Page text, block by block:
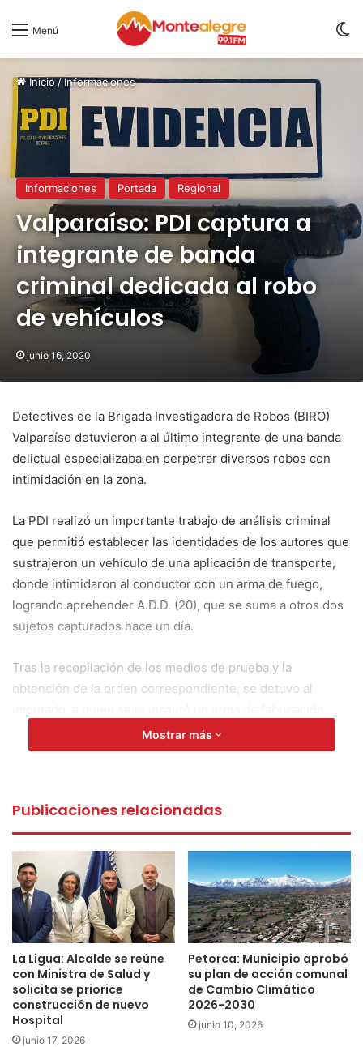
Menú
Inicio/Informaciones
Informaciones Portada Regional
Valparaíso: PDI captura a
integrante de banda
criminal dedicada al robo
de vehículos
junio 16, 2020
Detectives de la Brigada Investigadora de Robos (BIRO)
Valparaíso detuvieron a al último integrante de una banda
delictual especializaba en perpetrar diversos robos con
intimidación en la zona.
La PDI realizó un importante trabajo de análisis criminal
que permitió establecer las identidades de los autores que
sustrajeron un vehículo de una aplicación de transporte,
donde intimidaron al conductor con un arma de fuego,
logrando aprehender A.D.D. (20), que se suma a otros dos
sujetos capturados hace un día.
Tras la recopilación de los medios de prueba y la
obtención de la orden correspondiente, se detuvo al
artesanal y un arma cortante que mantenía en su poder,
siendo puesto a disposición del Juzgado de Garantía de
PDI robo vehicular Valparaíso
Mostrar más
Publicaciones relacionadas
La Ligua: Alcalde se reúne
con Ministra de Salud y
solicita se priorice
construcción de nuevo
Hospital
junio 17, 2026
Petorca: Municipio aprobó
su plan de acción comunal
de Cambio Climático
2026-2030
junio 10, 2026